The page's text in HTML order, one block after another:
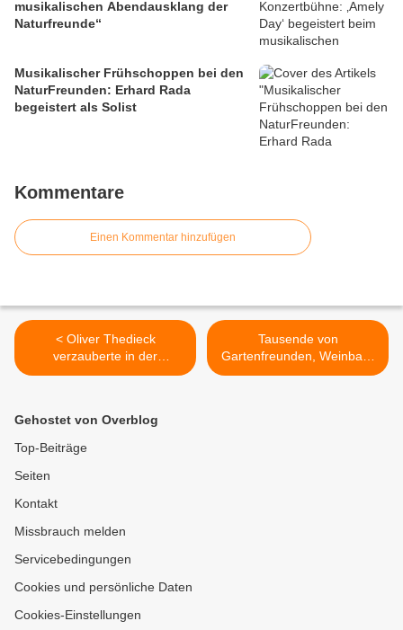
musikalischen Abendausklang der
Naturfreunde“
Musikalischer Frühschoppen bei den
NaturFreunden: Erhard Rada
begeistert als Solist
Kommentare
Einen Kommentar hinzufügen
< Oliver Thedieck
verzauberte in der
Veitshöchheimer
südamerikanischer
Gitarrenmusik
Tausende von
Gartenfreunden, Weinbau-
und Obstbauinteressierte
Gehostet von Overblog
Top-Beiträge
Seiten
Kontakt
Missbrauch melden
Servicebedingungen
Cookies und persönliche Daten
Cookies-Einstellungen